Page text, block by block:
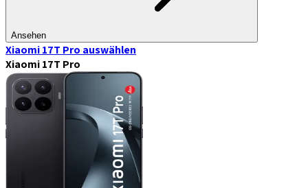
Ansehen
Xiaomi 17T Pro auswählen
Xiaomi 17T Pro